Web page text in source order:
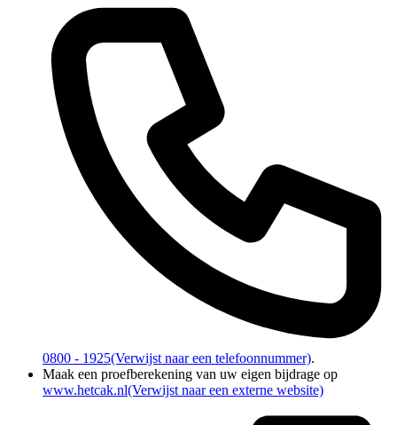
0800 - 1925(Verwijst naar een telefoonnummer).
Maak een proefberekening van uw eigen bijdrage op
www.hetcak.nl(Verwijst naar een externe website)